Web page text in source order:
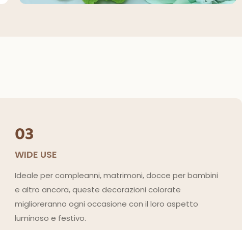
03
WIDE USE
Ideale per compleanni, matrimoni, docce per bambini
e altro ancora, queste decorazioni colorate
miglioreranno ogni occasione con il loro aspetto
luminoso e festivo.